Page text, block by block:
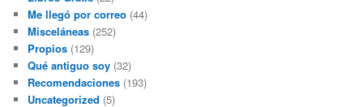
Me llegó por correo (44)
Misceláneas (252)
Propios (129)
Qué antiguo soy (32)
Recomendaciones (193)
Uncategorized (5)